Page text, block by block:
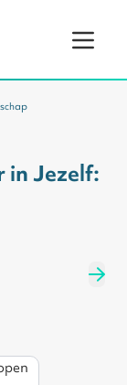
in Jezelf: